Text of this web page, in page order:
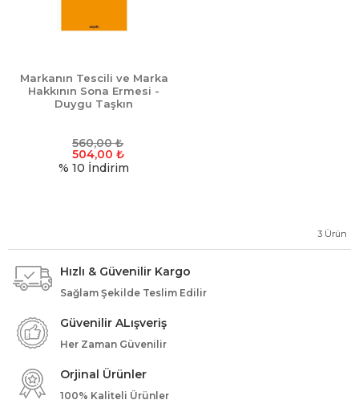
Markanın Tescili ve Marka
Hakkının Sona Ermesi -
Duygu Taşkın
560,00₺
504,00 ₺
% 10 İndirim
3 Ürün
Hızlı & Güvenilir Kargo
Sağlam Şekilde Teslim Edilir
Güvenilir ALışveriş
Her Zaman Güvenilir
Orjinal Ürünler
100% Kaliteli Ürünler